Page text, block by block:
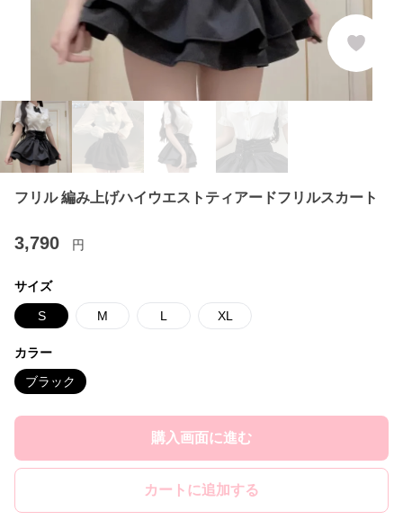
フリル 編み上げハイウエストティアードフリルスカート
3,790 円
サイズ
S M L XL
カラー
ブラック
購入画面に進む
カートに追加する